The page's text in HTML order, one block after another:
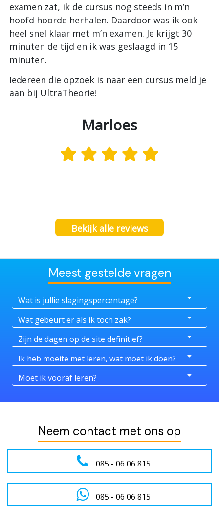
examen zat, ik de cursus nog steeds in m’n
hoofd hoorde herhalen. Daardoor was ik ook
heel snel klaar met m’n examen. Je krijgt 30
minuten de tijd en ik was geslaagd in 15
minuten.
Iedereen die opzoek is naar een cursus meld je
aan bij UltraTheorie!
Marloes
Bekijk alle reviews
Meest gestelde vragen
Wat is jullie slagingspercentage?
Wat gebeurt er als ik toch zak?
Zijn de dagen op de site definitief?
Ik heb moeite met leren, wat moet ik doen?
Moet ik vooraf leren?
Neem contact met ons op
085 - 06 06 815
085 - 06 06 815